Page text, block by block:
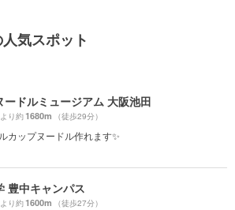
気スポット
ードルミュージアム 大阪池田
り約1680m （徒歩29分）
カップヌードル作れます✨
豊中キャンパス
り約1600m （徒歩27分）